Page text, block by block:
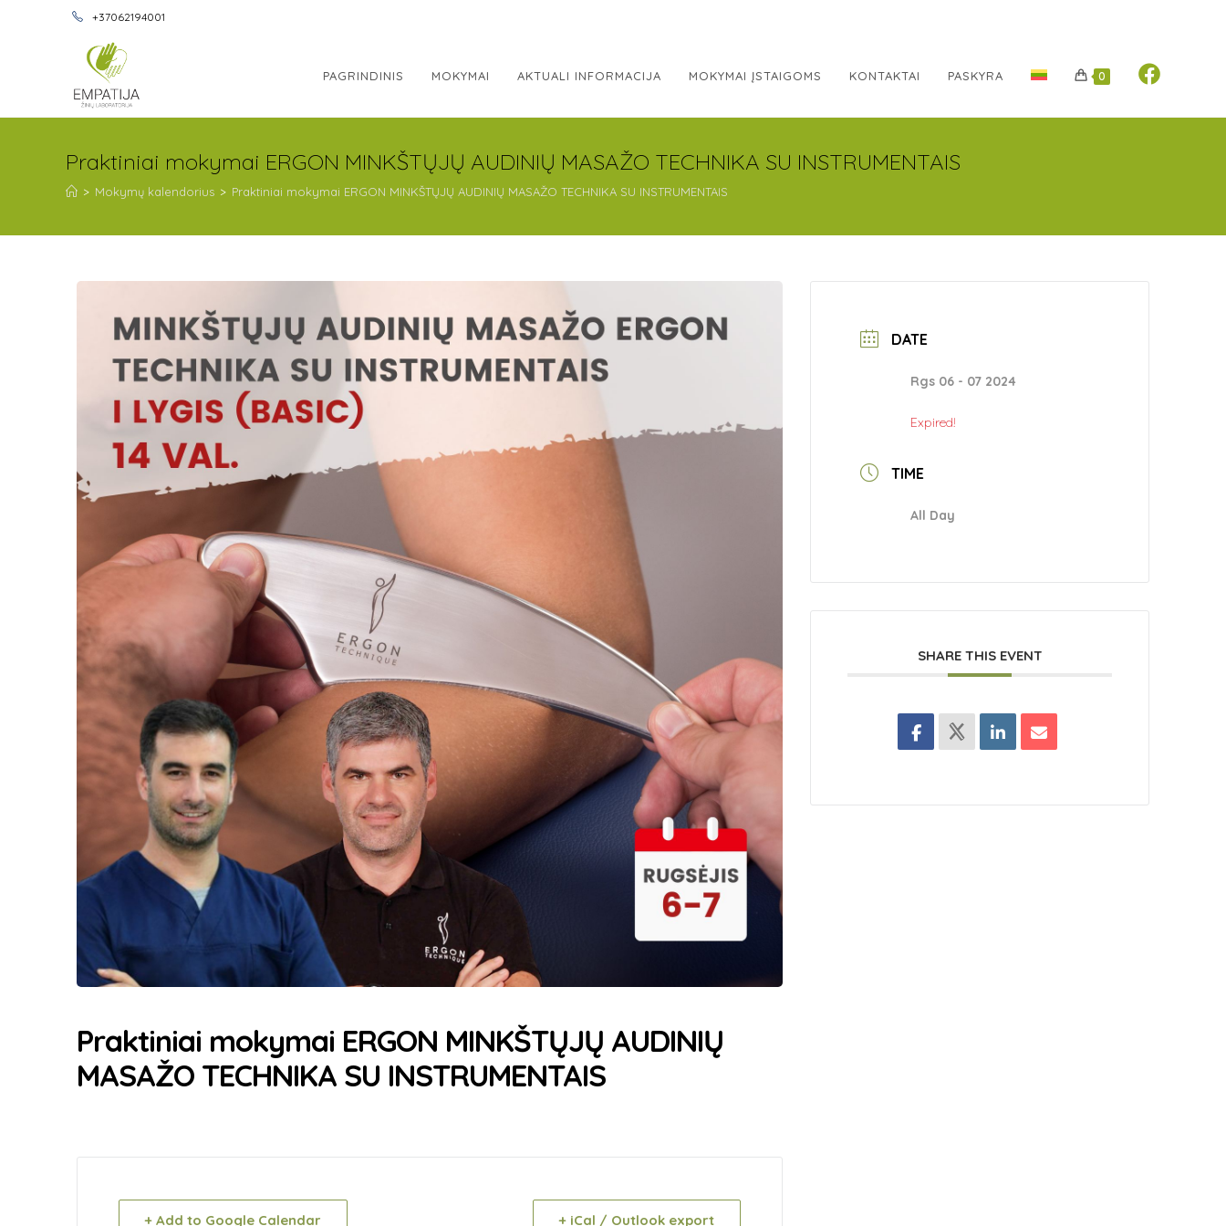
+37062194001
PAGRINDINIS MOKYMAI AKTUALI INFORMACIJA MOKYMAI ĮSTAIGOMS KONTAKTAI PASKYRA 0
Praktiniai mokymai ERGON MINKŠTŲJŲ AUDINIŲ MASAŽO TECHNIKA SU INSTRUMENTAIS
> Mokymų kalendorius > Praktiniai mokymai ERGON MINKŠTŲJŲ AUDINIŲ MASAŽO TECHNIKA SU INSTRUMENTAIS
Praktiniai mokymai ERGON MINKŠTŲJŲ AUDINIŲ
MASAŽO TECHNIKA SU INSTRUMENTAIS
+ Add to Google Calendar + iCal / Outlook export
DATE
Rgs 06 - 07 2024
Expired!
TIME
All Day
SHARE THIS EVENT